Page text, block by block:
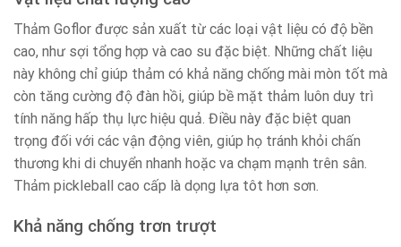
Thảm Goflor được sản xuất từ các loại vật liệu có độ bền
cao, như sợi tổng hợp và cao su đặc biệt. Những chất liệu
này không chỉ giúp thảm có khả năng chống mài mòn tốt mà
còn tăng cường độ đàn hồi, giúp bề mặt thảm luôn duy trì
tính năng hấp thụ lực hiệu quả. Điều này đặc biệt quan
trọng đối với các vận động viên, giúp họ tránh khỏi chấn
thương khi di chuyển nhanh hoặc va chạm mạnh trên sân.
Thảm pickleball cao cấp là dọng lựa tôt hơn sơn.
Khả năng chống trơn trượt